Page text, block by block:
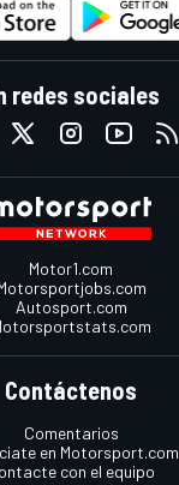
redes sociales
Motor1.com
Autosport.com
Contáctenos
Comentarios
en Motorsport.com
con el equipo